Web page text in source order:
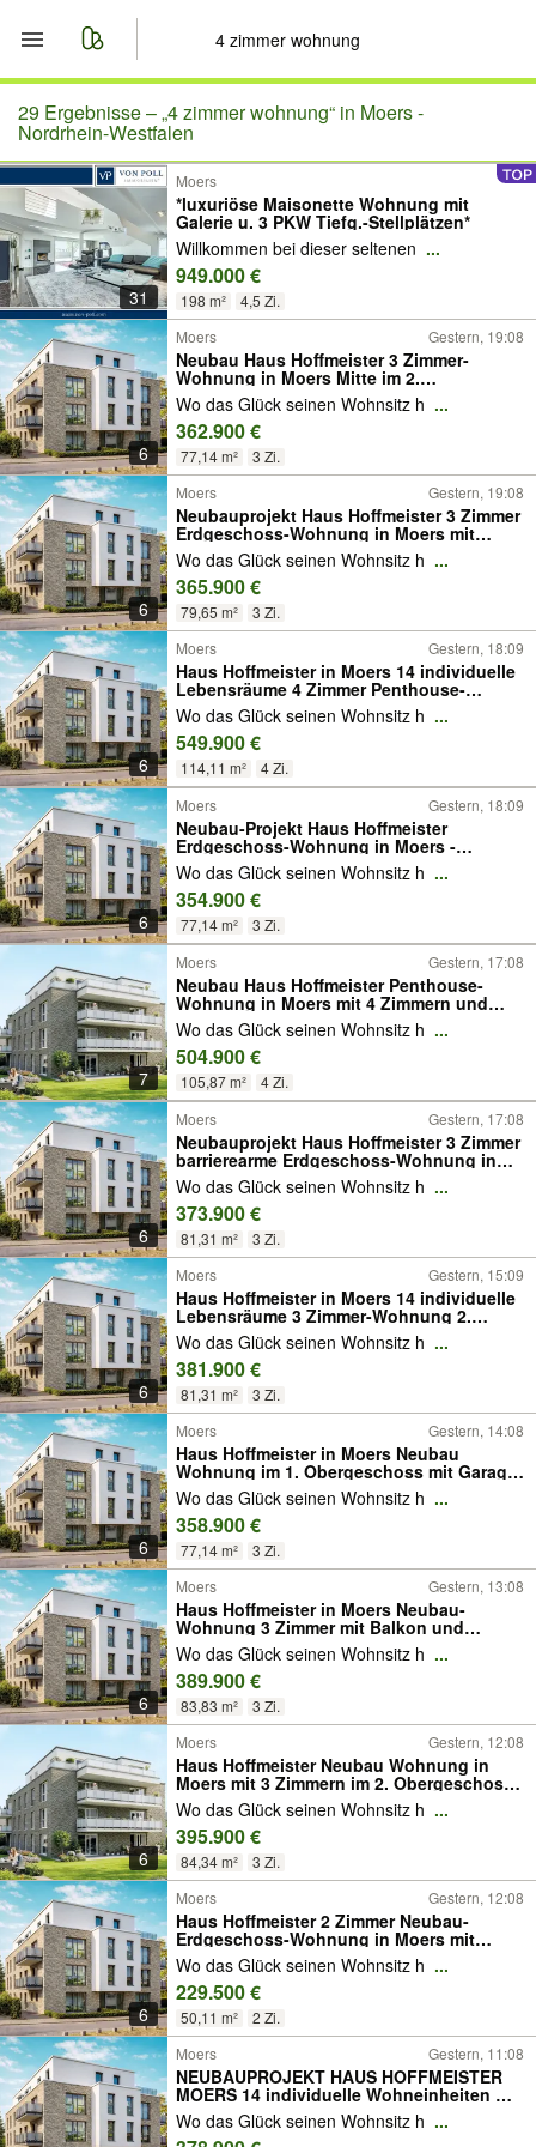
Start
Merkliste
Nachrichten
Anzeige aufgeben
29 Ergebnisse –„4 zimmer wohnung“ in Moers -
Nordrhein-Westfalen
31
Moers
*luxuriöse Maisonette Wohnung mit
Galerie u. 3 PKW Tiefg.-Stellplätzen*
Willkommen bei dieser seltenen ...
949.000 €
198 m² 4,5 Zi.
6
Moers Gestern, 19:08
Neubau Haus Hoffmeister 3 Zimmer-
Wohnung in Moers Mitte im 2.
Obergeschoss mit schönem Balkon
Wo das Glück seinen Wohnsitz h ...
362.900 €
77,14 m² 3 Zi.
6
Moers Gestern, 19:08
Neubauprojekt Haus Hoffmeister 3 Zimmer
Erdgeschoss-Wohnung in Moers mit
Terrasse und Garage
Wo das Glück seinen Wohnsitz h ...
365.900 €
79,65 m² 3 Zi.
6
Moers Gestern, 18:09
Haus Hoffmeister in Moers 14 individuelle
Lebensräume 4 Zimmer Penthouse-
Wohnung mit Dachterrasse
Wo das Glück seinen Wohnsitz h ...
549.900 €
114,11 m² 4 Zi.
6
Moers Gestern, 18:09
Neubau-Projekt Haus Hoffmeister
Erdgeschoss-Wohnung in Moers -
barrierearm wohnen Terrasse
Wo das Glück seinen Wohnsitz h ...
354.900 €
77,14 m² 3 Zi.
7
Moers Gestern, 17:08
Neubau Haus Hoffmeister Penthouse-
Wohnung in Moers mit 4 Zimmern und
Dachterrasse
Wo das Glück seinen Wohnsitz h ...
504.900 €
105,87 m² 4 Zi.
6
Moers Gestern, 17:08
Neubauprojekt Haus Hoffmeister 3 Zimmer
barrierearme Erdgeschoss-Wohnung in
Moers mit Terrasse
Wo das Glück seinen Wohnsitz h ...
373.900 €
81,31 m² 3 Zi.
6
Moers Gestern, 15:09
Haus Hoffmeister in Moers 14 individuelle
Lebensräume 3 Zimmer-Wohnung 2.
Obergeschoss mit Balkon
Wo das Glück seinen Wohnsitz h ...
381.900 €
81,31 m² 3 Zi.
6
Moers Gestern, 14:08
Haus Hoffmeister in Moers Neubau
Wohnung im 1. Obergeschoss mit Garage
und Balkon
Wo das Glück seinen Wohnsitz h ...
358.900 €
77,14 m² 3 Zi.
6
Moers Gestern, 13:08
Haus Hoffmeister in Moers Neubau-
Wohnung 3 Zimmer mit Balkon und
großem Aufzug
Wo das Glück seinen Wohnsitz h ...
389.900 €
83,83 m² 3 Zi.
6
Moers Gestern, 12:08
Haus Hoffmeister Neubau Wohnung in
Moers mit 3 Zimmern im 2. Obergeschoss
mit großem Aufzug
Wo das Glück seinen Wohnsitz h ...
395.900 €
84,34 m² 3 Zi.
6
Moers Gestern, 12:08
Haus Hoffmeister 2 Zimmer Neubau-
Erdgeschoss-Wohnung in Moers mit
Terrasse
Wo das Glück seinen Wohnsitz h ...
229.500 €
50,11 m²
2 Zi.
Moers
Gestern, 11:08
NEUBAUPROJEKT HAUS HOFFMEISTER
MOERS 14 individuelle Wohneinheiten mit
einer Größe von 50qm - 114qm
Wo das Glück seinen Wohnsitz h ...